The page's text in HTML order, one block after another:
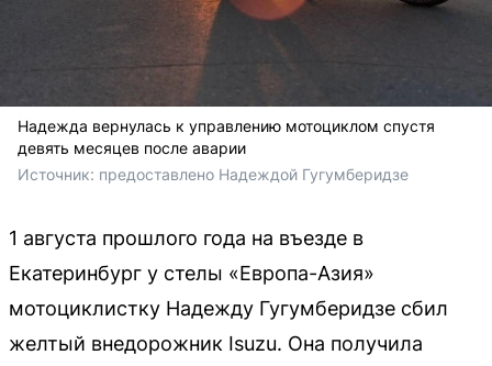
Надежда вернулась к управлению мотоциклом спустя
девять месяцев после аварии
Источник: предоставлено Надеждой Гугумберидзе
1 августа прошлого года на въезде в
Екатеринбург у стелы «Европа-Азия»
мотоциклистку Надежду Гугумберидзе сбил
желтый внедорожник Isuzu. Она получила